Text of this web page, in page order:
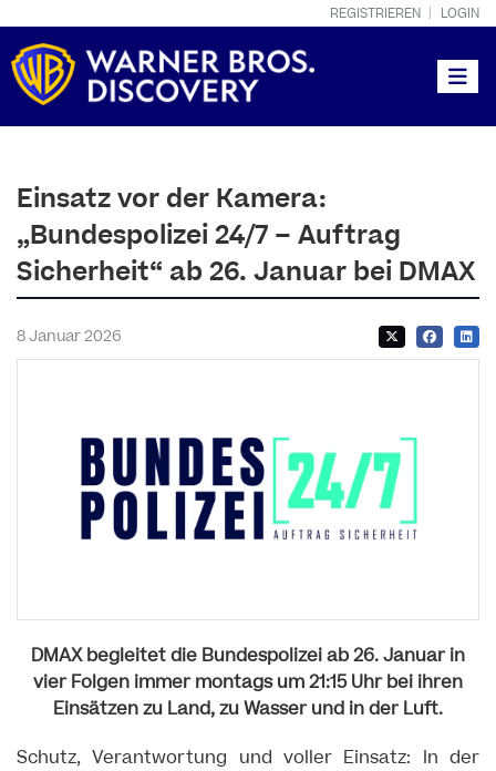
REGISTRIEREN LOGIN
Einsatz vor der Kamera:
„Bundespolizei 24/7 – Auftrag
Sicherheit“ ab 26. Januar bei DMAX
8 Januar 2026
DMAX begleitet die Bundespolizei ab 26. Januar in
vier Folgen immer montags um 21:15 Uhr bei ihren
Einsätzen zu Land, zu Wasser und in der Luft.
Schutz, Verantwortung und voller Einsatz: In der